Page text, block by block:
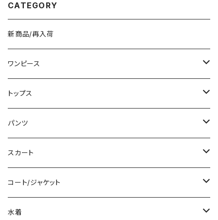
ーデ おしゃれ 人気 5色展開 K-
30代 40代 C-SAW0020
CATEGORY
新商品/再入荷
ワンピース
ミニ/ショート
ミディアム/ミモレ
ロング/マキシ
袖付き
ノースリーブ
トップス
Tシャツ/カットソー
タンクトップ/キャミソール
シャツ/ブラウス
ベアトップ/チューブトップ
パンツ
ショート丈
クロップド丈
ロング丈
スカート
ミニ/ショート
ミディアム/ミモレ
コート/ジャケット
コート
水着